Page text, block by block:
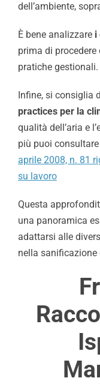
dell’ambiente,
È bene analizzare i
prima di
pratiche gestionali.
Infine, si consiglia
practices per la
qualità dell’aria e
più puoi
aprile 2008, n. 81
su lavoro
Questa
una panoramica
adattarsi alle
nella sanificazione